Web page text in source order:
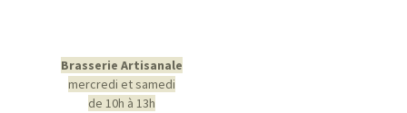
Brasserie Artisanale
mercredi et samedi
de 10h à 13h